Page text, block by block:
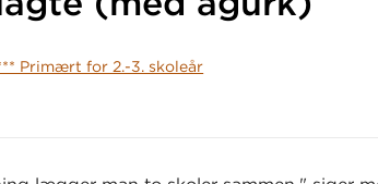
Primært for 2.-3. skoleår